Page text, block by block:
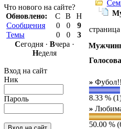
Что нового на сайте?
Обновлено:
С В
Н
Сообщения
0 0
9
Темы
0 0
3
Сегодня · Вчера ·
Неделя
Вход на сайт
Ник
Пароль
»
8.33 %
»
50.00 %